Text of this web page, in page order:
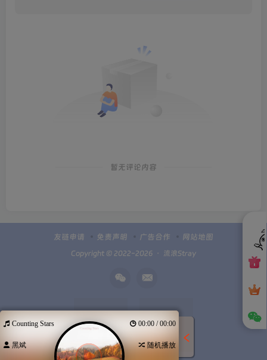
暂无评论内容
友链申请 免责声明 广告合作 网站地图
Copyright © 2022-2026 ・ 流浪Stray
Counting Stars 00:00 / 00:00
黑斌 随机播放